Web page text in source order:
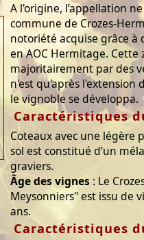
A l'origine, l’appellation
commune de Crozes-
notoriété acquise grâce à
en AOC Hermitage.
majoritairement par des
n'est qu'après l'extension
le vignoble se développa.
Caractéristiques
Coteaux avec une légère
sol est constitué d’un
graviers.
Âge des vignes : Le
Meysonniers" est issu de
ans.
Caractéristiques